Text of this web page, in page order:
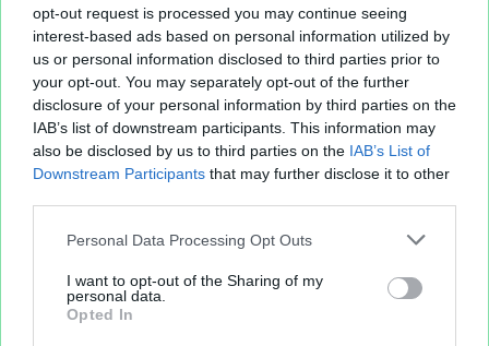
opt-out request is processed you may continue seeing
interest-based ads based on personal information utilized by
us or personal information disclosed to third parties prior to
your opt-out. You may separately opt-out of the further
disclosure of your personal information by third parties on the
IAB’s list of downstream participants. This information may
also be disclosed by us to third parties on the IAB’s List of
Downstream Participants that may further disclose it to other
Personal Data Processing Opt Outs
I want to opt-out of the Sharing of my
personal data.
Opted In
Aperçu texte